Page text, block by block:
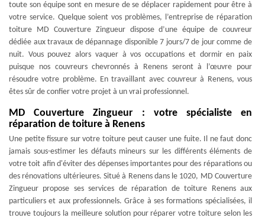
toute son équipe sont en mesure de se déplacer rapidement pour être à
votre service. Quelque soient vos problèmes, l’entreprise de réparation
toiture MD Couverture Zingueur dispose d’une équipe de couvreur
dédiée aux travaux de dépannage disponible 7 jours/7 de jour comme de
nuit. Vous pouvez alors vaquer à vos occupations et dormir en paix
puisque nos couvreurs chevronnés à Renens seront à l’œuvre pour
résoudre votre problème. En travaillant avec couvreur à Renens, vous
êtes sûr de confier votre projet à un vrai professionnel.
MD Couverture Zingueur : votre spécialiste en
réparation de toiture à Renens
Une petite fissure sur votre toiture peut causer une fuite. Il ne faut donc
jamais sous-estimer les défauts mineurs sur les différents éléments de
votre toit afin d'éviter des dépenses importantes pour des réparations ou
des rénovations ultérieures. Situé à Renens dans le 1020, MD Couverture
Zingueur propose ses services de réparation de toiture Renens aux
particuliers et aux professionnels. Grâce à ses formations spécialisées, il
trouve toujours la meilleure solution pour réparer votre toiture selon les